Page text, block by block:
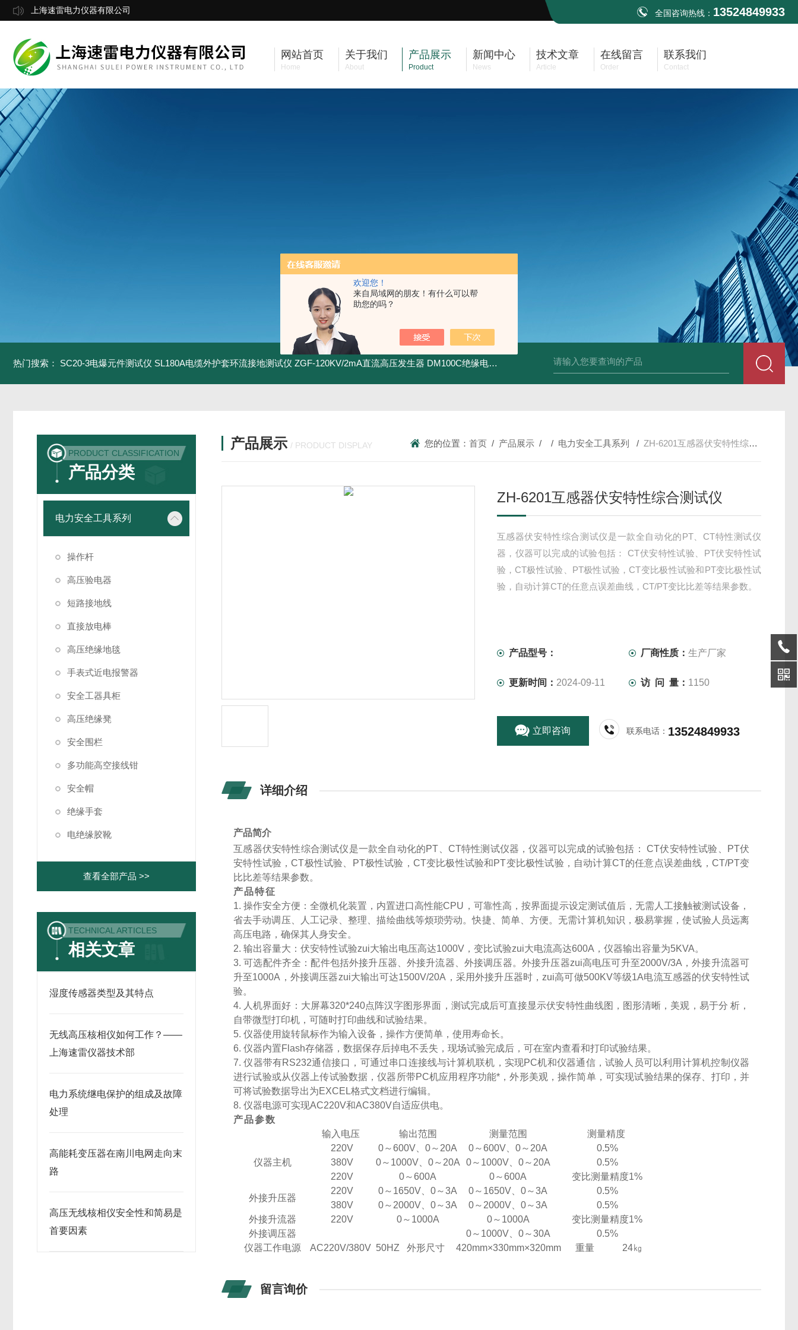
欢迎您！
来自局域网的朋友！有什么可以帮
助您的吗？
上海速雷电力仪器有限公司 全国咨询热线： 13524849933
网站首页
Home
关于我们
About
产品展示
Product
新闻中心
News
技术文章
Article
在线留言
Order
联系我们
Contact
热门搜索： SC20-3电爆元件测试仪 SL180A电缆外护套环流接地测试仪 ZGF-120KV/2mA直流高压发生器 DM100C绝缘电阻测试仪 DM50C绝缘电阻测试仪 SLB-II全自动变比测试仪 BY2672数字兆欧表
PRODUCT CLASSIFICATION
产品分类
电力安全工具系列
操作杆
高压验电器
短路接地线
直接放电棒
高压绝缘地毯
手表式近电报警器
安全工器具柜
高压绝缘凳
安全围栏
多功能高空接线钳
安全帽
绝缘手套
电绝缘胶靴
查看全部产品 >>
TECHNICAL ARTICLES
相关文章
湿度传感器类型及其特点
无线高压核相仪如何工作？——
上海速雷仪器技术部
电力系统继电保护的组成及故障
处理
高能耗变压器在南川电网走向末
路
高压无线核相仪安全性和简易是
首要因素
产品展示 / PRODUCT DISPLAY 您的位置：首页 / 产品展示 / / 电力安全工具系列 / ZH-6201互感器伏安特性综合测试仪
ZH-6201互感器伏安特性综合测试仪
互感器伏安特性综合测试仪是一款全自动化的PT、CT特性测试仪
器，仪器可以完成的试验包括： CT伏安特性试验、PT伏安特性试
验，CT极性试验、PT极性试验，CT变比极性试验和PT变比极性试
验，自动计算CT的任意点误差曲线，CT/PT变比比差等结果参数。
产品型号： 厂商性质：生产厂家
更新时间： 2024-09-11 访 问 量： 1150
立即咨询 联系电话： 13524849933
详细介绍
产品简介
互感器伏安特性综合测试仪是一款全自动化的PT、CT特性测试仪器，仪器可以完成的试验包括： CT伏安特性试验、PT伏
安特性试验，CT极性试验、PT极性试验，CT变比极性试验和PT变比极性试验，自动计算CT的任意点误差曲线，CT/PT变
比比差等结果参数。
产品特征
1. 操作安全方便：全微机化装置，内置进口高性能CPU，可靠性高，按界面提示设定测试值后，无需人工接触被测试设备，
省去手动调压、人工记录、整理、描绘曲线等烦琐劳动。快捷、简单、方便。无需计算机知识，极易掌握，使试验人员远离
高压电路，确保其人身安全。
2. 输出容量大：伏安特性试验zui大输出电压高达1000V，变比试验zui大电流高达600A，仪器输出容量为5KVA。
3. 可选配件齐全：配件包括外接升压器、外接升流器、外接调压器。外接升压器zui高电压可升至2000V/3A，外接升流器可
升至1000A，外接调压器zui大输出可达1500V/20A，采用外接升压器时，zui高可做500KV等级1A电流互感器的伏安特性试
验。
4. 人机界面好：大屏幕320*240点阵汉字图形界面，测试完成后可直接显示伏安特性曲线图，图形清晰，美观，易于分 析，
自带微型打印机，可随时打印曲线和试验结果。
5. 仪器使用旋转鼠标作为输入设备，操作方便简单，使用寿命长。
6. 仪器内置Flash存储器，数据保存后掉电不丢失，现场试验完成后，可在室内查看和打印试验结果。
7. 仪器带有RS232通信接口，可通过串口连接线与计算机联机，实现PC机和仪器通信，试验人员可以利用计算机控制仪器
进行试验或从仪器上传试验数据，仪器所带PC机应用程序功能*，外形美观，操作简单，可实现试验结果的保存、打印，并
可将试验数据导出为EXCEL格式文档进行编辑。
8. 仪器电源可实现AC220V和AC380V自适应供电。
产品参数
输入电压
输出范围 测量范围 测量精度
仪器主机
220V 0～600V、0～20A 0～600V、0～20A
0.5%
380V
0～1000V、0～20A 0～1000V、0～20A
0.5%
220V
0～600A 0～600A 变比测量精度1%
外接升压器
220V 0～1650V、0～3A 0～1650V、0～3A
0.5%
380V
0～2000V、0～3A 0～2000V、0～3A
0.5%
外接升流器
220V 0～1000A 0～1000A
变比测量精度1%
外接调压器
0～1000V、0～30A
0.5%
仪器工作电源
AC220V/380V 50HZ 外形尺寸 420mm×330mm×320mm 重量 24㎏
留言询价